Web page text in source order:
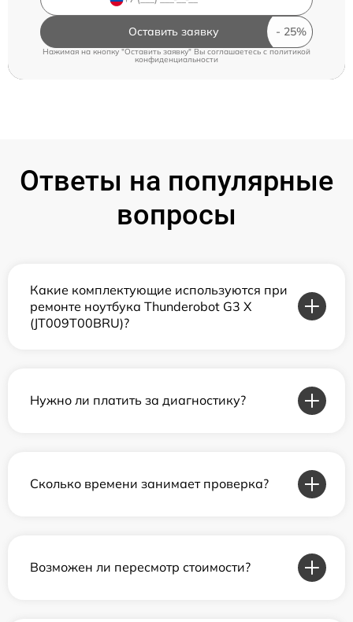
Оставить заявку
Нажимая на кнопку "Оставить заявку" Вы соглашаетесь cполитикой
конфиденциальности
Ответы на популярные
вопросы
Какие комплектующие используются при
ремонте ноутбука Thunderobot G3 X
(JT009T00BRU)?
Нужно ли платить за диагностику?
Сколько времени занимает проверка?
Возможен ли пересмотр стоимости?